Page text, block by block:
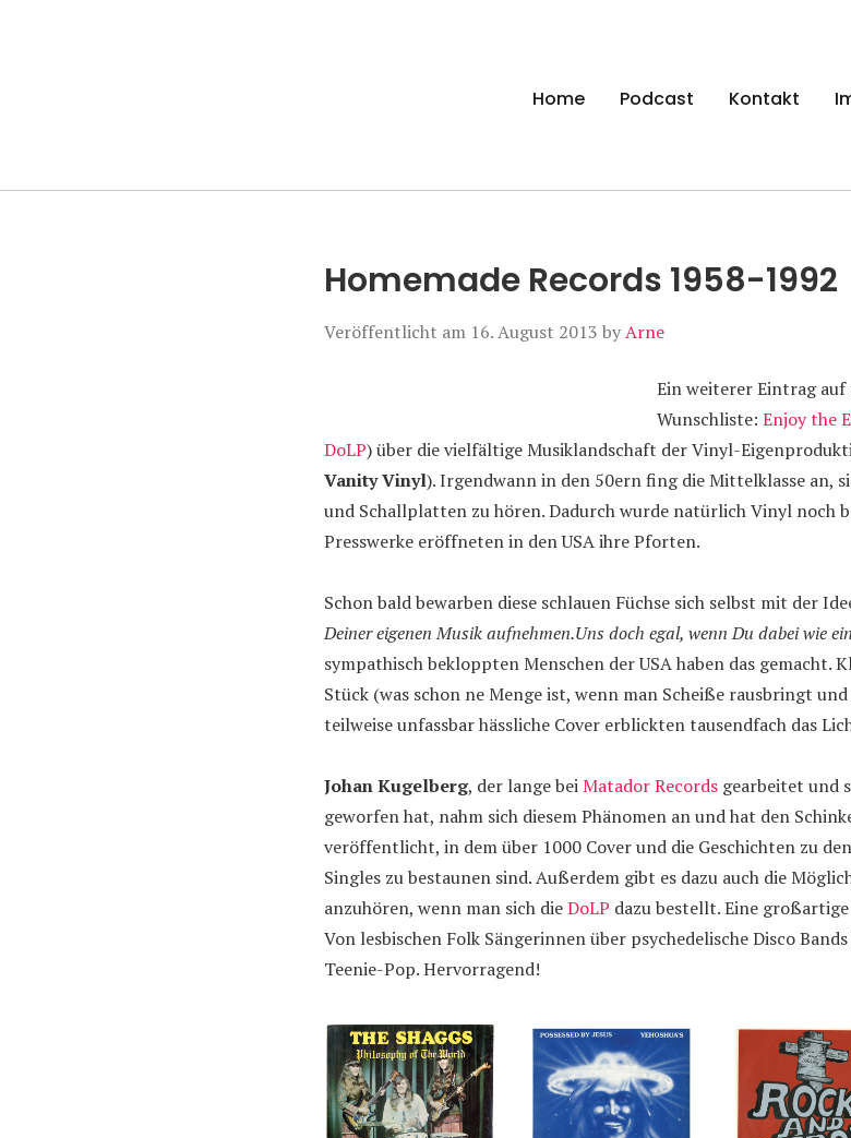
Manierenversagen
Home Podcast Kontakt
Homemade Records 1958-1992
Veröffentlicht am 16. August 2013 byArne
Ein weiterer Eintrag
Wunschliste: Enjoy the
DoLP) über die vielfältige Musiklandschaft der Vinyl-
Vanity Vinyl). Irgendwann in den 50ern fing die Mittelklasse an,
und Schallplatten zu hören. Dadurch wurde natürlich Vinyl noch
Presswerke eröffneten in den USA ihre Pforten.
Schon bald bewarben diese schlauen Füchse sich selbst mit der
Deiner eigenen Musik aufnehmen.Uns doch egal, wenn Du dabei wie
sympathisch bekloppten Menschen der USA haben das gemacht.
Stück (was schon ne Menge ist, wenn man Scheiße rausbringt
teilweise unfassbar hässliche Cover erblickten tausendfach das
Johan Kugelberg, der lange beiMatador Records gearbeitet und
geworfen hat, nahm sich diesem Phänomen an und hat den
veröffentlicht, in dem über 1000 Cover und die Geschichten zu
Singles zu bestaunen sind. Außerdem gibt es dazu auch die
anzuhören, wenn man sich dieDoLP dazu bestellt. Eine
Von lesbischen Folk Sängerinnen über psychedelische Disco
Teenie-Pop. Hervorragend!